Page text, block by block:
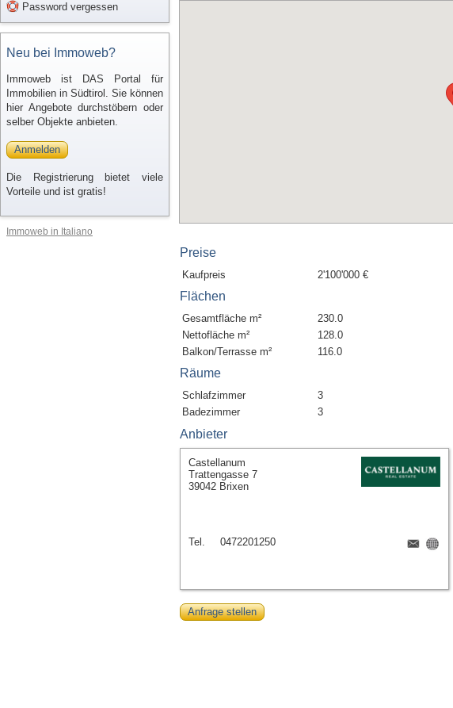
Password vergessen
Neu bei Immoweb?
Immoweb ist DAS Portal für
Immobilien in Südtirol. Sie können
hier Angebote durchstöbern oder
selber Objekte anbieten.
Anmelden
Die Registrierung bietet viele
Vorteile und ist gratis!
Immoweb in Italiano
Preise
Kaufpreis 2'100'000 €
Flächen
Gesamtfläche m²
230.0
Nettofläche m²
128.0
Balkon/Terrasse m²
116.0
Räume
Schlafzimmer
3
Badezimmer
3
Anbieter
Castellanum
Trattengasse 7
39042 Brixen
Tel. 0472201250
Anfrage stellen